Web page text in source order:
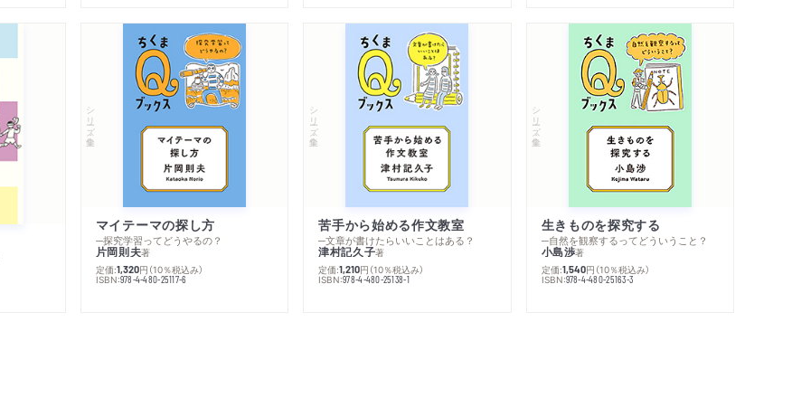
シリーズ・全集
マイテーマの探し方
─探究学習ってどうやるの？
片岡則夫著
定価:1,320円 （10％税込み）
ISBN:978-4-480-25117-6
シリーズ・全集
苦手から始める作文教室
─文章が書けたらいいことはある？
津村記久子著
定価:1,210円 （10％税込み）
ISBN:978-4-480-25138-1
シリーズ・全集
生きものを探究する
─自然を観察するってどういうこと？
小島渉著
定価:1,540円 （10％税込み）
ISBN:978-4-480-25163-3